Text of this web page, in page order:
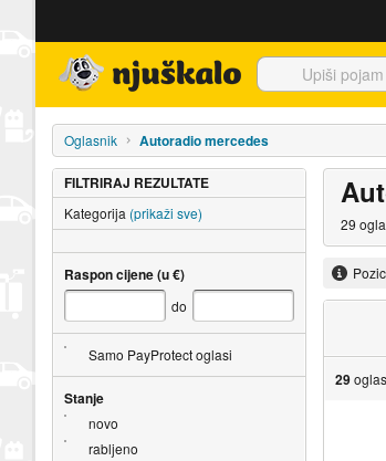
Oglasnik Autoradio mercedes
29
29
FILTRIRAJ REZULTATE
Kategorija (prikaži sve)
Raspon cijene (u €)
do
Samo PayProtect oglasi
Stanje
novo
rabljeno